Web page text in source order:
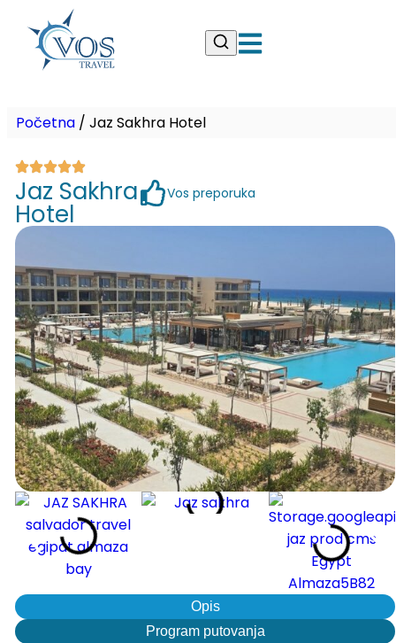
Početna / Jaz Sakhra Hotel
Jaz Sakhra
Hotel
Vos preporuka
Opis
Program putovanja